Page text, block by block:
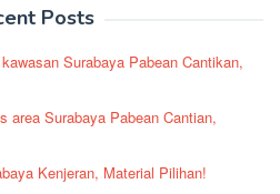
Posts
Surabaya Pabean Cantikan,
area Surabaya Pabean Cantian,
Kenjeran, Material Pilihan!